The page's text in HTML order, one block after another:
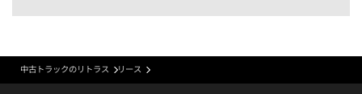
中古トラックのリトラス リース